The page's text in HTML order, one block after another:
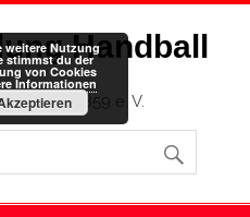
Handball
1859 e. V.
weitere Nutzung
stimmst du der
von Cookies
Informationen